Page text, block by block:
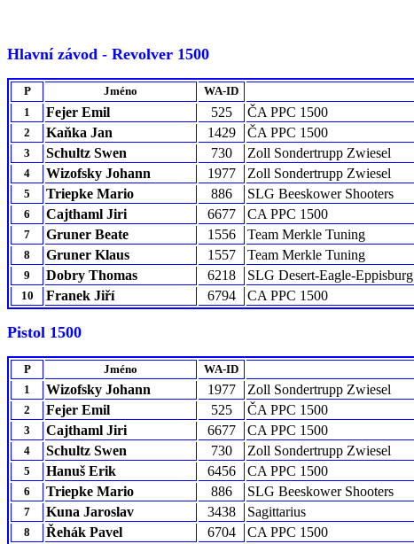
Hlavní závod - Revolver 1500
P Jméno WA-ID
1
Fejer Emil 525 ČA PPC 1500
2 Kaňka Jan 1429 ČA PPC 1500
3 Schultz Swen 730 Zoll Sondertrupp Zwiesel
4 Wizofsky Johann 1977 Zoll Sondertrupp Zwiesel
5 Triepke Mario 886 SLG Beeskower Shooters
6 Cajthaml Jiri 6677 CA PPC 1500
7 Gruner Beate 1556 Team Merkle Tuning
8 Gruner Klaus 1557 Team Merkle Tuning
9 Dobry Thomas 6218 SLG Desert-Eagle-Eppisburg
10 Franek Jiří 6794 CA PPC 1500
Pistol 1500
P Jméno WA-ID
1
Wizofsky Johann 1977 Zoll Sondertrupp Zwiesel
2 Fejer Emil 525 ČA PPC 1500
3 Cajthaml Jiri 6677 CA PPC 1500
4 Schultz Swen 730 Zoll Sondertrupp Zwiesel
5 Hanuš Erik 6456 CA PPC 1500
6 Triepke Mario 886 SLG Beeskower Shooters
7 Kuna Jaroslav 3438 Sagittarius
8 Řehák Pavel 6704 CA PPC 1500